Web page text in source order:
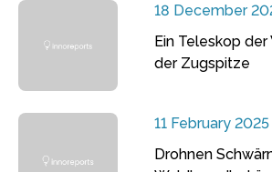
18 December
Ein Teleskop
der Zugspitze
11 February 2025
Drohnen